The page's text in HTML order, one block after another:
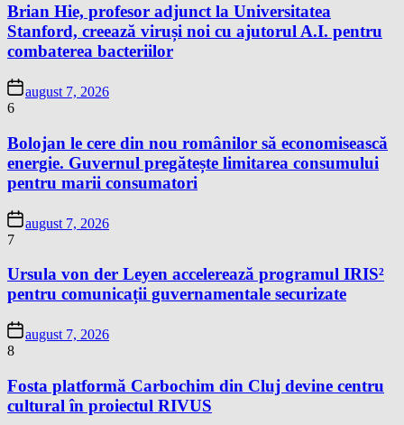
Brian Hie, profesor adjunct la Universitatea
Stanford, creează viruși noi cu ajutorul A.I. pentru
combaterea bacteriilor
august 7, 2026
6
Bolojan le cere din nou românilor să economisească
energie. Guvernul pregătește limitarea consumului
pentru marii consumatori
august 7, 2026
7
Ursula von der Leyen accelerează programul IRIS²
pentru comunicații guvernamentale securizate
august 7, 2026
8
Fosta platformă Carbochim din Cluj devine centru
cultural în proiectul RIVUS